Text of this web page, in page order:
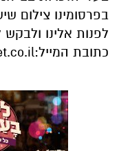
בפרסומינו צילום
לפנות אלינו
כתובת המייל: